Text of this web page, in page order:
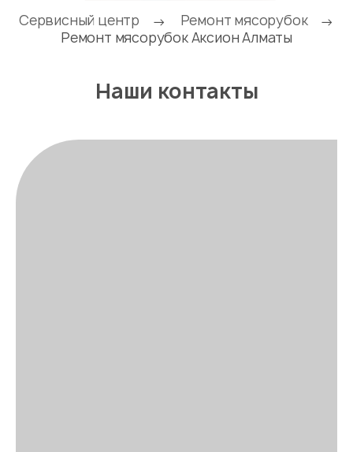
Сервисный центр → Ремонт мясорубок
→
Ремонт мясорубок Аксион Алматы
Наши контакты